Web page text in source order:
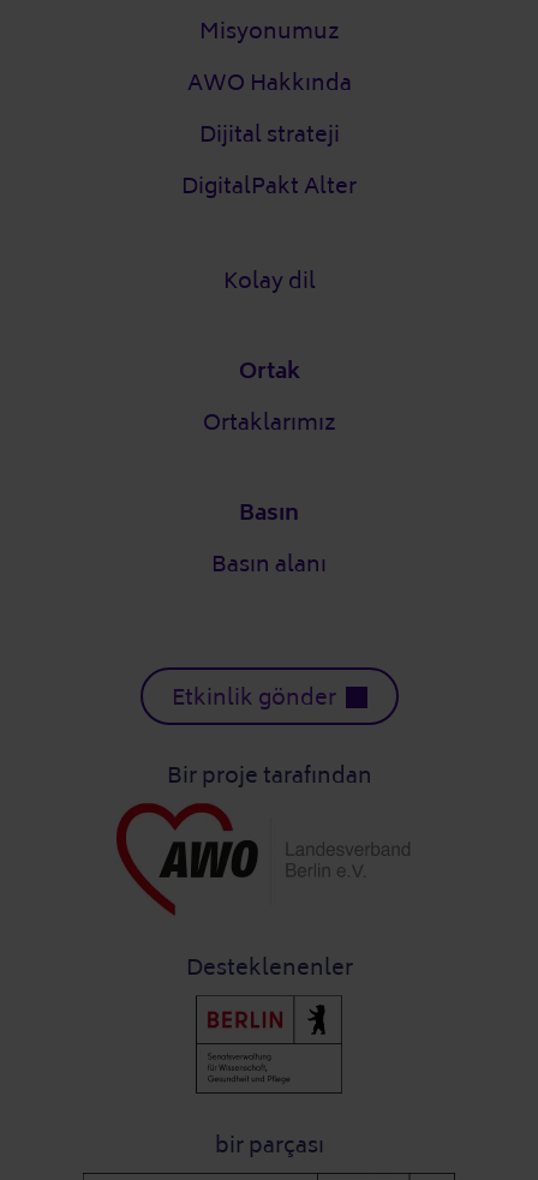
Misyonumuz
AWO Hakkında
Dijital strateji
DigitalPakt Alter
Kolay dil
Ortak
Ortaklarımız
Basın
Basın alanı
Etkinlik gönder
Bir proje tarafından
Desteklenenler
bir parçası